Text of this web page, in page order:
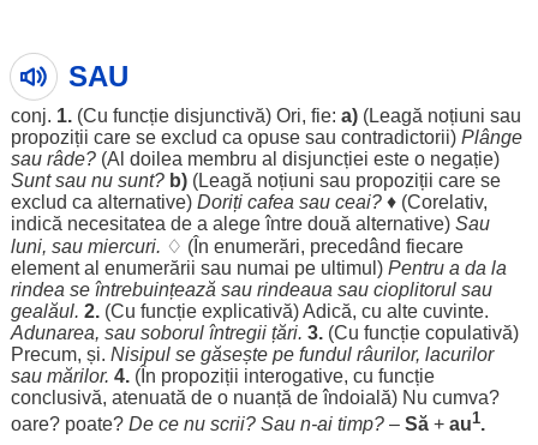
SAU
conj. 1.(Cu funcție disjunctivă) Ori, fie: a)(Leagă noțiuni sau
propoziții care se exclud ca opusesau contradictorii) Plânge
sau râde?(Al doilea membru al disjuncției este o negație)
Suntsau nu sunt? b)(Leagă noțiuni sau propoziții care se
exclud ca alternative) Doriți cafea sau ceai?♦ (Corelativ,
indică necesitatea de a alege între două alternative) Sau
luni, sau miercuri. ♢ (În enumerări, precedând fiecare
elemental enumerării sau numai pe ultimul ) Pentrua da la
rindea se întrebuințează sau rindeaua sau cioplitorulsau
gealăul. 2.(Cu funcție explicativă)Adică, cu alte cuvinte.
Adunarea, sau soborul întregii țări. 3.(Cu funcție copulativă)
Precum, și. Nisipulse găseștepe fundul râurilor, lacurilor
sau mărilor. 4.(În propoziții interogative, cu funcție
conclusivă, atenuată de o nuanță deîndoială) Nu cumva?
oare? poate? De ce nu scrii? Sau n-ai timp?– Să+ au1.